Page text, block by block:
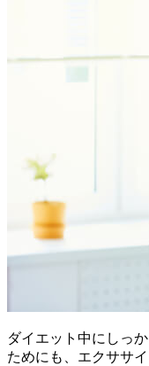
ダイエット中にしっ
ためにも、エクササ